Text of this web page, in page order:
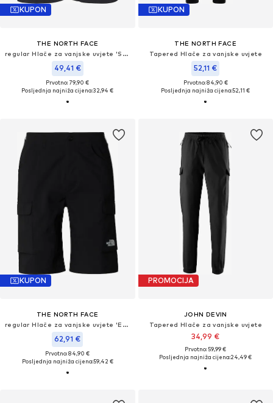
KUPON
THE NORTH FACE
regular Hlače za vanjske uvjete 'Speelight'
49,41 €
Prvotno: 79,90 €
Posljednja najniža cijena:32,94 €
KUPON
THE NORTH FACE
Tapered Hlače za vanjske uvjete
52,11 €
Prvotno: 84,90 €
Posljednja najniža cijena:52,11 €
KUPON
THE NORTH FACE
regular Hlače za vanjske uvjete 'EXPLORATION'
62,91 €
Prvotno: 84,90 €
Posljednja najniža cijena:59,42 €
PROMOCIJA
JOHN DEVIN
Tapered Hlače za vanjske uvjete
34,99 €
Prvotno: 59,99 €
Posljednja najniža cijena:24,49 €